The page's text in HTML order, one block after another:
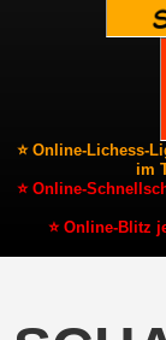
⭐ Online-Lichess-
im
⭐ Online-
⭐ Online-Blitz